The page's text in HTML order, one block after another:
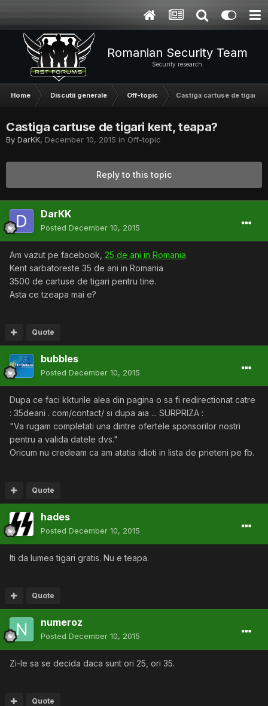
Romanian Security Team
Security research
Home Discutii generale Off-topic Castiga cartuse de tigari
Castiga cartuse de tigari kent, teapa?
By DarKK, December 10, 2015 in Off-topic
Reply to this topic
DarKK
Posted December 10, 2015
Am vazut pe facebook, 25 de ani in Romania
Kent sarbatoreste 35 de ani in Romania
3500 de cartuse de tigari pentru tine.
Asta ce tzeapa mai e?
Quote
bubbles
Posted December 10, 2015
Dupa ce faci kkturile alea din pagina o sa fi redirectionat catre
: 35deani . com/contact/ si dupa aia ... SURPRIZA :
"Va rugam completati una dintre ofertele sponsorilor nostri
pentru a valida datele dvs."
Oricum nu credeam ca am atatia idioti in lista de prieteni pe fb.
Quote
hades
Posted December 10, 2015
Iti da lumea tigari gratis. Nu e teapa.
Quote
numeroz
Posted December 10, 2015
Zi-le sa se decida daca sunt ori 25, ori 35.
Quote